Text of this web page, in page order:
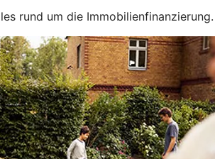
rund um die Immobilienfinanzierung.